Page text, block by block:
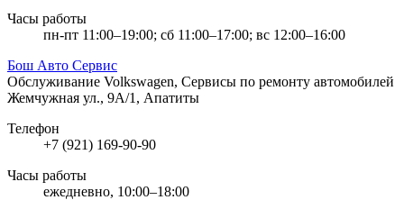
Часы работы
пн-пт 11:00–19:00; сб 11:00–17:00; вс 12:00–16:00
Бош Авто Сервис
Обслуживание Volkswagen, Сервисы по ремонту автомобилей
Жемчужная ул., 9А/1, Апатиты
Телефон
+7 (921) 169-90-90
Часы работы
ежедневно, 10:00–18:00